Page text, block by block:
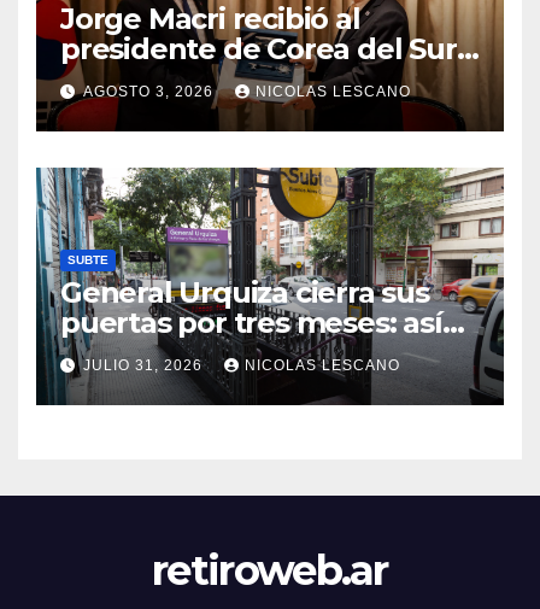
Jorge Macri recibió al
presidente de Corea del Sur y
le entregó la Llave de la
Ciudad
AGOSTO 3, 2026 NICOLAS LESCANO
SUBTE
General Urquiza cierra sus
puertas por tres meses: así
será la renovación de la
histórica estación de la Línea
E
JULIO 31, 2026 NICOLAS LESCANO
retiroweb.ar